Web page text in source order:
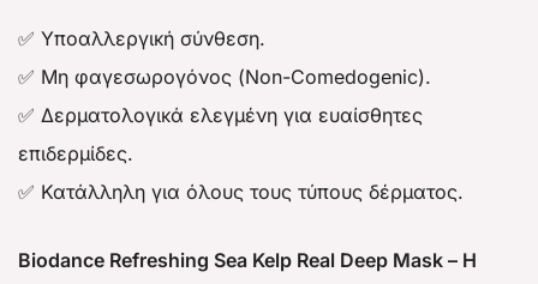
✅ Υποαλλεργική σύνθεση.
✅ Μη φαγεσωρογόνος (Non-Comedogenic).
✅ Δερματολογικά ελεγμένη για ευαίσθητες
επιδερμίδες.
✅ Κατάλληλη για όλους τους τύπους δέρματος.
Biodance Refreshing Sea Kelp Real Deep Mask – Η